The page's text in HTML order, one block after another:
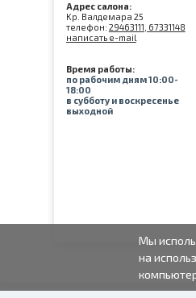
Адрес салона:
Kр. Валдемара 25
телефон: 29463111, 67331148
написать e-mail
Время работы:
по рабочим дням 10:00-
18:00
в субботу и воскресенье
выходной
Мы
на